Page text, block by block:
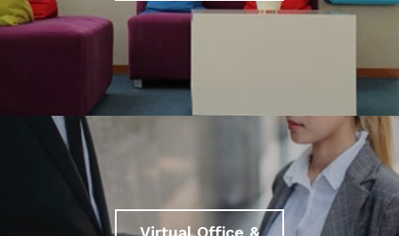
Virtual Office &